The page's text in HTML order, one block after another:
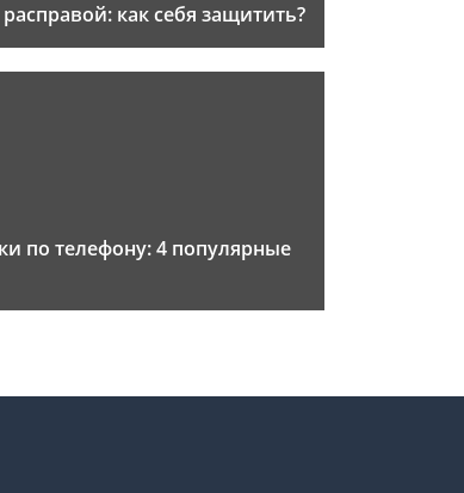
как себя защитить?
по телефону: 4 популярные